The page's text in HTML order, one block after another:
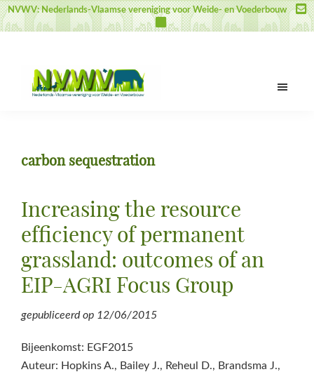
Door
naar
inhoud
Spring
naar
sidebar
Spring
naar
NVWV: Nederlands-Vlaamse vereniging voor Weide- en Voederbouw
voor
en
Voederbouw
carbon sequestration
Increasing the resource
efficiency of permanent
grassland: outcomes of an
EIP-AGRI Focus Group
gepubliceerd op 12/06/2015
Bijeenkomst: EGF2015
Auteur: Hopkins A., Bailey J., Reheul D., Brandsma J.,